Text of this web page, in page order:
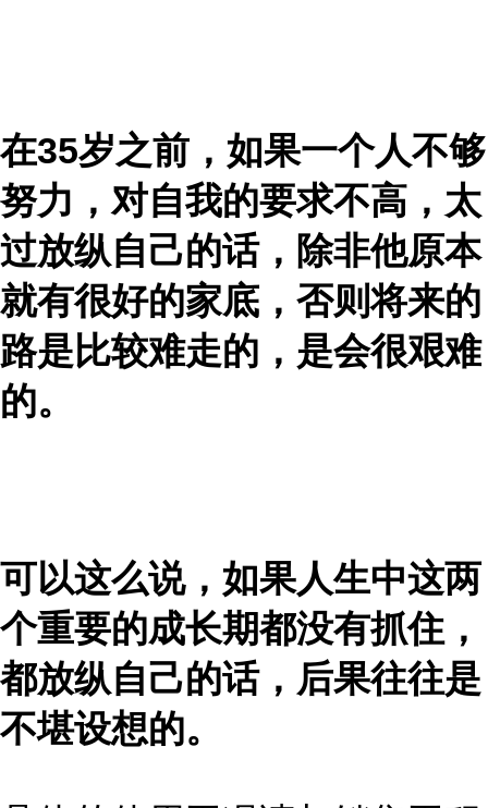
在35岁之前，如果一个人不够
努力，对自我的要求不高，太
过放纵自己的话，除非他原本
就有很好的家底，否则将来的
路是比较难走的，是会很艰难
的。
可以这么说，如果人生中这两
个重要的成长期都没有抓住，
都放纵自己的话，后果往往是
不堪设想的。